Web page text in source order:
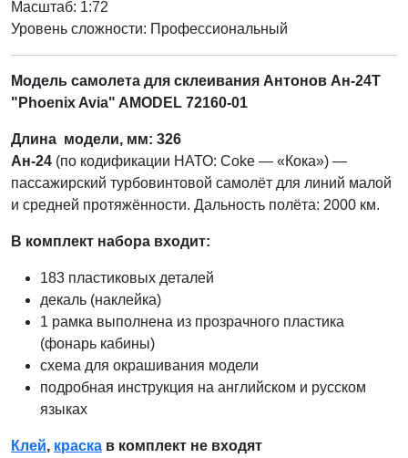
Масштаб: 1:72
Уровень сложности: Профессиональный
Модель самолета для склеивания Антонов Ан-24T
"Phoenix Avia" AMODEL 72160-01
Длина модели, мм: 326
Ан-24 (по кодификации НАТО: Coke — «Кока») —
пассажирский турбовинтовой самолёт для линий малой
и средней протяжённости. Дальность полёта: 2000 км.
В комплект набора входит:
183 пластиковых деталей
декаль (наклейка)
1 рамка выполнена из прозрачного пластика
(фонарь кабины)
схема для окрашивания модели
подробная инструкция на английском и русском
языках
Клей, краска в комплект не входят